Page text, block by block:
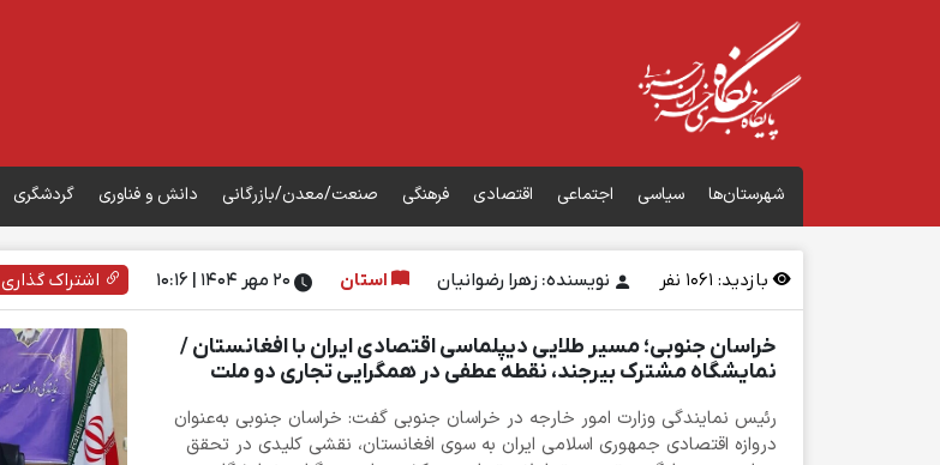
شهرستان‌ها سیاسی اجتماعی اقتصادی فرهنگی صنعت/معدن/بازرگانی دانش و فناوری گردشگری
بازدید: نفر نویسنده: زهرا رضوانیان استان اشتراک گذاری
خراسان جنوبی؛ مسیر طلایی دیپلماسی اقتصادی ایران با افغانستان /
نمایشگاه مشترک بیرجند، نقطه عطفی در همگرایی تجاری دو ملت
رئیس نمایندگی وزارت امور خارجه در خراسان جنوبی گفت: خراسان جنوبی به‌عنوان
دروازه اقتصادی جمهوری اسلامی ایران به سوی افغانستان، نقشی کلیدی در تحقق